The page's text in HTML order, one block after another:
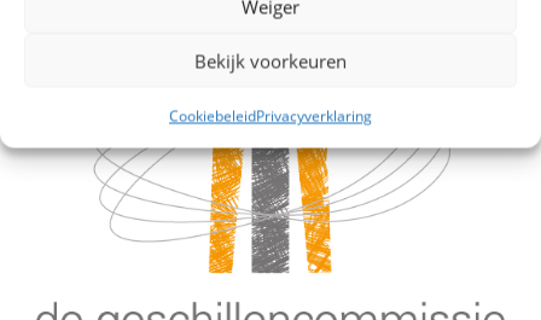
Weiger
Bekijk voorkeuren
CookiebeleidPrivacyverklaring